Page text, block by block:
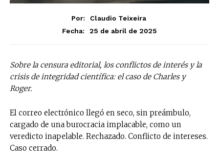
Por:
Claudio Teixeira
Fecha:
25 de abril de 2025
Sobre la censura editorial, los conflictos de interés y la
crisis de integridad científica: el caso de Charles y
Roger.
El correo electrónico llegó en seco, sin preámbulo,
cargado de una burocracia implacable, como un
veredicto inapelable. Rechazado. Conflicto de intereses.
Caso cerrado.